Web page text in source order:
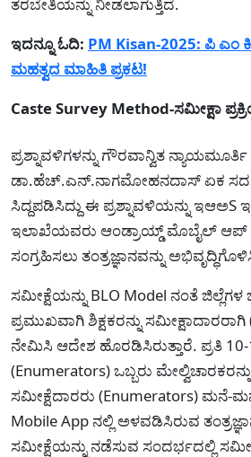
ಇದನ್ನೂ ಓದಿ: PM Kisan-2025: ಪಿ ಎಂ
ಮಹತ್ವದ ಮಾಹಿತಿ ಪ್ರಕಟ!
Caste Survey Method-ಸಮೀಕ್ಷಾ
ಪ್ರಶ್ನಾವಳಿಗಳನ್ನು ಗೌರವಾನ್ವಿತ ನ್ಯಾಯಮೂರ್ತಿ
ಡಾ.ಹೆಚ್.ಎನ್.ನಾಗಮೋಹನದಾಸ್ ಏಕ
ಸಿದ್ದಪಡಿಸಿದ್ದು ಈ ಪ್ರಶ್ನಾವಳಿಯನ್ನು ಇಆಅS
ಇಲಾಖೆಯವರು ಆಂಡ್ರಾಯ್ಡ್ ಮೊಬೈಲ್
ಸಂಗ್ರಹಿಸಲು ತಂತ್ರಜ್ಞಾನವನ್ನು
ಸಮೀಕ್ಷೆಯನ್ನು BLO Model ನಂತೆ ಜಿಲ್ಲೆಗಳ
ಪ್ರಮುಖವಾಗಿ ಶಿಕ್ಷಕರನ್ನು
ನೇಮಿಸಿ ಆದೇಶ ಹೊರಡಿಸಿರುತ್ತಾರೆ. ಪ್ರತಿ
(Enumerators) ಒಬ್ಬರು
ಸಮೀಕ್ಷೆದಾರರು (Enumerators) ಮನೆ-
Mobile App ನಲ್ಲಿ ಅಳವಡಿಸಿರುವ
ಸಮೀಕ್ಷೆಯನ್ನು ನಡೆಸುವ ಸಂದರ್ಭದಲ್ಲಿ